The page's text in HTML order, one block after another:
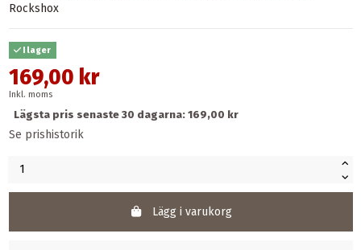
Rockshox
I lager
169,00 kr
Inkl. moms
Lägsta pris senaste 30 dagarna: 169,00 kr
Se prishistorik
Lägg i varukorg